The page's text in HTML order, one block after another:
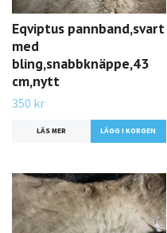
Eqviptus pannband,svart
med
bling,snabbknäppe,43
cm,nytt
350 kr
LÄS MER